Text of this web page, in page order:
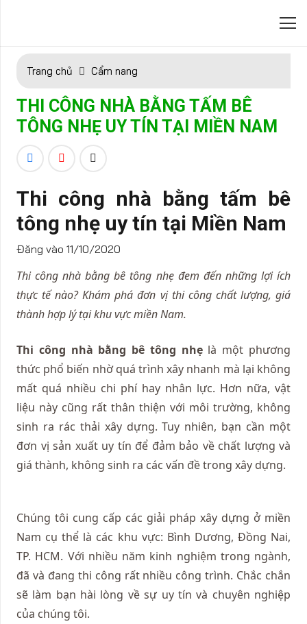
Trang chủ Cẩm nang
THI CÔNG NHÀ BẰNG TẤM BÊ
TÔNG NHẸ UY TÍN TẠI MIỀN NAM
Thi công nhà bằng tấm bê
tông nhẹ uy tín tại Miền Nam
Đăng vào 11/10/2020
Thi công nhà bằng bê tông nhẹ đem đến những lợi ích
thực tế nào? Khám phá đơn vị thi công chất lượng, giá
thành hợp lý tại khu vực miền Nam.
Thi công nhà bằng bê tông nhẹlà một phương
thức phổ biến nhờ quá trình xây nhanh mà lại không
mất quá nhiều chi phí hay nhân lực. Hơn nữa, vật
liệu này cũng rất thân thiện với môi trường, không
sinh ra rác thải xây dựng. Tuy nhiên, bạn cần một
đơn vị sản xuất uy tín để đảm bảo về chất lượng và
giá thành, không sinh ra các vấn đề trong xây dựng.
Chúng tôi cung cấp các giải pháp xây dựng ở miền
Nam cụ thể là các khu vực: Bình Dương, Đồng Nai,
TP. HCM. Với nhiều năm kinh nghiệm trong ngành,
đã và đang thi công rất nhiều công trình. Chắc chắn
sẽ làm bạn hài lòng về sự uy tín và chuyên nghiệp
của chúng tôi.